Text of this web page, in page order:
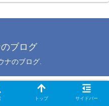
ブログ
ナのブログ.
トップ サイドバー